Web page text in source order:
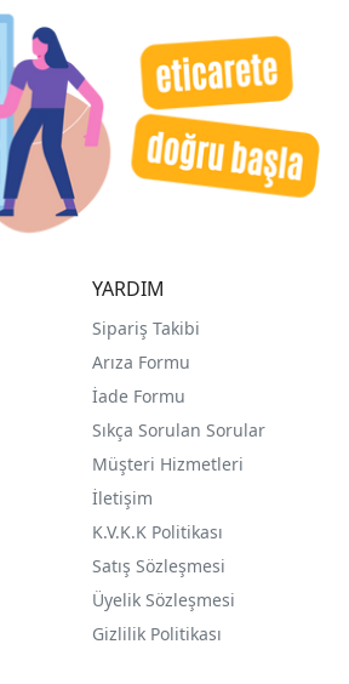
YARDIM
Sipariş Takibi
Arıza Formu
İade Formu
Sıkça Sorulan Sorular
Müşteri Hizmetleri
İletişim
K.V.K.K Politikası
Satış Sözleşmesi
Üyelik Sözleşmesi
Gizlilik Politikası